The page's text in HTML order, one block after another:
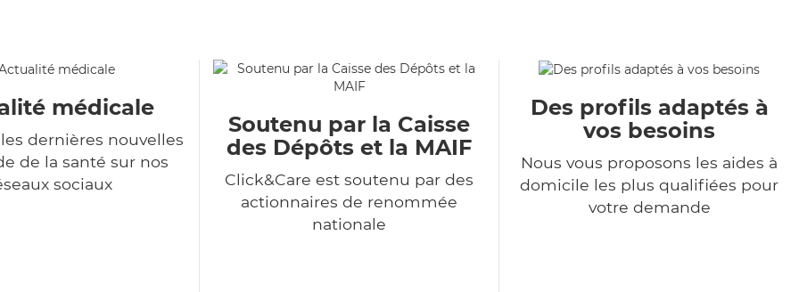
médicale
dernières nouvelles
de la santé sur nos
sociaux
Soutenu par la Caisse
des Dépôts et la MAIF
Click&Care est soutenu par des
actionnaires de renommée
nationale
Des profils adaptés à
vos besoins
Nous vous proposons les aides à
domicile les plus qualifiées pour
votre demande